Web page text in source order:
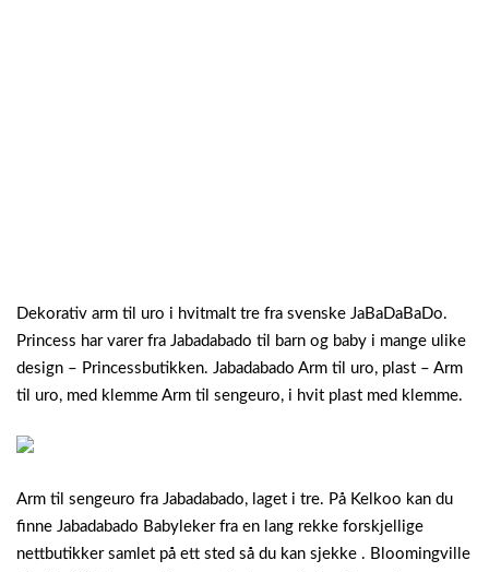
Dekorativ arm til uro i hvitmalt tre fra svenske JaBaDaBaDo.
Princess har varer fra Jabadabado til barn og baby i mange ulike
design – Princessbutikken. Jabadabado Arm til uro, plast – Arm
til uro, med klemme Arm til sengeuro, i hvit plast med klemme.
Arm til sengeuro fra Jabadabado, laget i tre. På Kelkoo kan du
finne Jabadabado Babyleker fra en lang rekke forskjellige
nettbutikker samlet på ett sted så du kan sjekke . Bloomingville